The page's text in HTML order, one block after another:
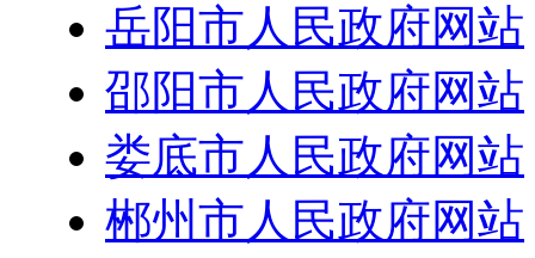
岳阳市人民政府网站
邵阳市人民政府网站
娄底市人民政府网站
郴州市人民政府网站